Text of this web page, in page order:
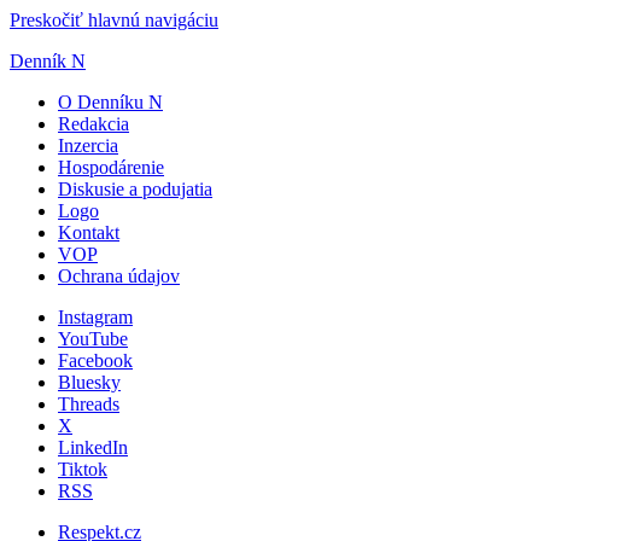
Preskočiť hlavnú navigáciu
Denník N
O Denníku N
Redakcia
Inzercia
Hospodárenie
Diskusie a podujatia
Logo
Kontakt
VOP
Ochrana údajov
Instagram
YouTube
Facebook
Bluesky
Threads
X
LinkedIn
Tiktok
RSS
Respekt.cz